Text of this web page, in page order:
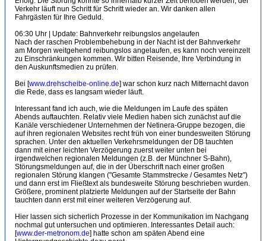
Verkehr läuft nun Schritt für Schritt wieder an. Wir danken allen
Fahrgästen für Ihre Geduld.
06:30 Uhr | Update: Bahnverkehr reibungslos angelaufen
Nach der raschen Problembehebung in der Nacht ist der Bahnverkehr
am Morgen weitgehend reibungslos angelaufen, es kann noch vereinzelt
zu Einschränkungen kommen. Wir bitten Reisende, Ihre Verbindung in
den Auskunftsmedien zu prüfen.
Bei [www.drehscheibe-online.de] war schon kurz nach Mitternacht davon
die Rede, dass es langsam wieder läuft.
Interessant fand ich auch, wie die Meldungen im Laufe des späten
Abends auftauchten. Relativ viele Medien haben sich zunächst auf die
Kanäle verschiedener Unternehmen der Netinera-Gruppe bezogen, die
auf ihren regionalen Websites recht früh von einer bundesweiten Störung
sprachen. Unter den aktuellen Verkehrsmeldungen der DB tauchten
dann mit einer leichten Verzögerung zuerst weiter unten bei
irgendwelchen regionalen Meldungen (z.B. der Münchner S-Bahn),
Störungsmeldungen auf, die in der Überschrift nach einer großen
regionalen Störung klangen ("Gesamte Stammstrecke / Gesamtes Netz")
und dann erst im Fließtext als bundesweite Störung beschrieben wurden.
Größere, prominent platzierte Meldungen auf der Startseite der Bahn
tauchten dann erst mit einer weiteren Verzögerung auf.
Hier lassen sich sicherlich Prozesse in der Kommunikation im Nachgang
nochmal gut untersuchen und optimieren. Interessantes Detail auch:
[www.der-metronom.de] hatte schon am späten Abend eine